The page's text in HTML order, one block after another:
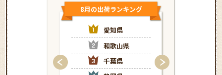
8月の出荷ランキング
愛知県
和歌山県
千葉県
9月の出荷
和
愛
福